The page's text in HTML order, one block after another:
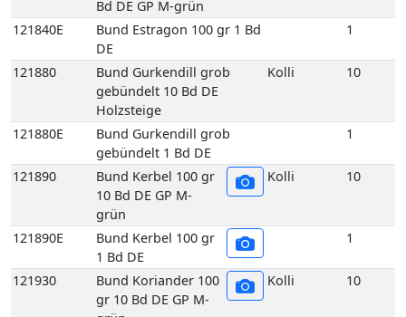
gebündelt 1 Bd DE
121890
Bund Kerbel 100 gr
10 Bd DE GP M-
grün
10
Bund Kerbel 100 gr
1 Bd DE
121930
Bund Koriander 100
gr 10 Bd DE GP M-
grün
10
Bund Koriander 100
gr 1 Bd DE
121970
Bund Liebstöckel 100 gr 10
Bd DE GP M-grün
10
121970E
Bund Liebstöckel 100 gr 1
Bd DE
1